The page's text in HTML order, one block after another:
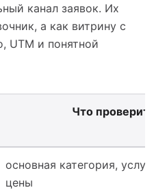
канал заявок. Их
а как витрину с
UTM и понятной
Что проверить
основная категория, услуги,
цены